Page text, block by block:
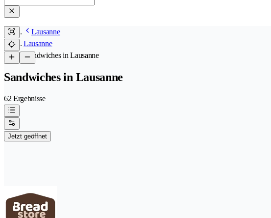
Lausanne
Lausanne
/Sandwiches in Lausanne
Sandwiches in Lausanne
62 Ergebnisse
Jetzt geöffnet